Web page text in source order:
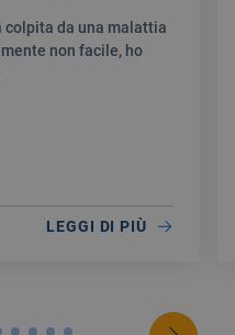
colpita da una malattia
non facile, ho
LEGGI DI PIÙ